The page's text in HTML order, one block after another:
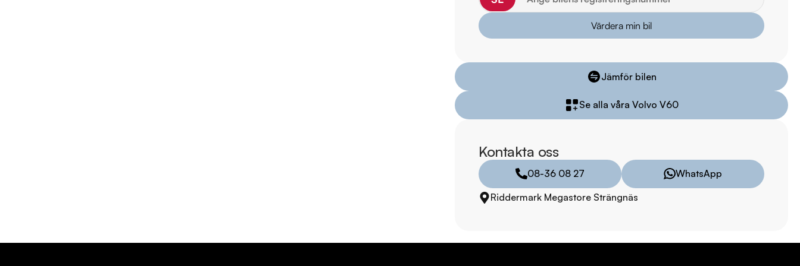
Servicehistorik:
2021-02-05 - 1540 mil
2023-11-06 - 5833 mil
2025-04-09 - 8471 mil
Besök
för att:
• Se närbilder och film på bilen
• Reservera bilen direkt online
• Få mer info om utrustning och tillval
Skydda din bil med vårt trygghetspaket. Välj mellan 12-60 månaders garanti och
Värdera min bil
Jämför bilen
Se alla våra Volvo V60
Kontakta oss
08-36 08 27
WhatsApp
Riddermark Megastore Strängnäs